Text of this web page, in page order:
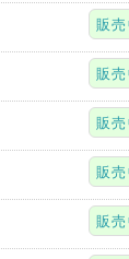
販売
販売
販売
販売
販売